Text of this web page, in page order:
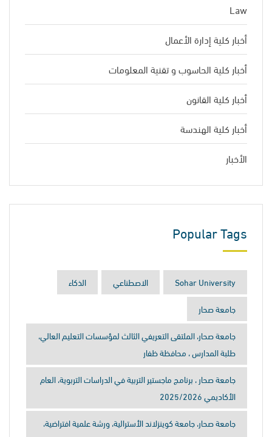
Law
أخبار كلية إدارة الأعمال
أخبار كلية الحاسوب و تقنية المعلومات
أخبار كلية القانون
أخبار كلية الهندسة
الأخبار
Popular Tags
Sohar University الاصطناعي الذكاء
جامعة صحار
جامعة صحار، الملتقى التعريفي الثالث لمؤسسات التعليم العالي،
طلبة المدارس ، محافظة ظفار
جامعة صحار ، برنامج ماجستير التربية في الدراسات التربوية، العام
الأكاديمي 2025/2026
جامعة صحار، جامعة كوينزلاند الأسترالية، ورشة علمية افتراضية،